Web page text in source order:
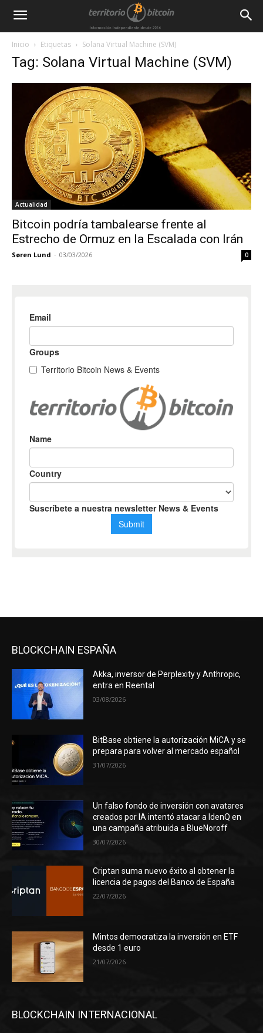
Inicio Etiquetas Solana Virtual Machine (SVM)
Tag: Solana Virtual Machine (SVM)
Actualidad
Bitcoin podría tambalearse frente al
Estrecho de Ormuz en la Escalada con Irán
Søren Lund - 03/03/2026 0
BLOCKCHAIN ESPAÑA
Akka, inversor de Perplexity y Anthropic,
entra en Reental
03/08/2026
BitBase obtiene la autorización MiCA y se
prepara para volver al mercado español
31/07/2026
Un falso fondo de inversión con avatares
creados por IA intentó atacar a IdenQ en
una campaña atribuida a BlueNoroff
30/07/2026
Criptan suma nuevo éxito al obtener la
licencia de pagos del Banco de España
22/07/2026
Mintos democratiza la inversión en ETF
desde 1 euro
21/07/2026
BLOCKCHAIN INTERNACIONAL